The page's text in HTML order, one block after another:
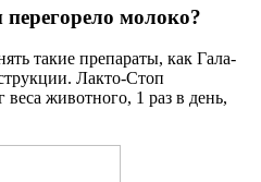
молоко?
такие препараты, как Гала-
Лакто-Стоп
животного, 1 раз в день,